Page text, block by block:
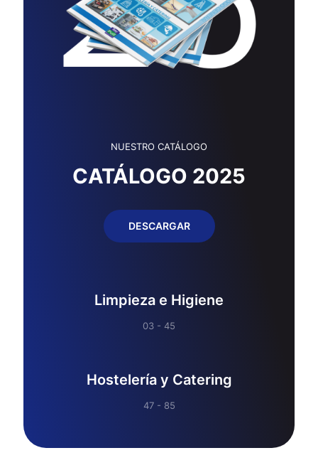
NUESTRO CATÁLOGO
CATÁLOGO 2025
DESCARGAR
Limpieza e Higiene
03 - 45
Hostelería y Catering
47 - 85